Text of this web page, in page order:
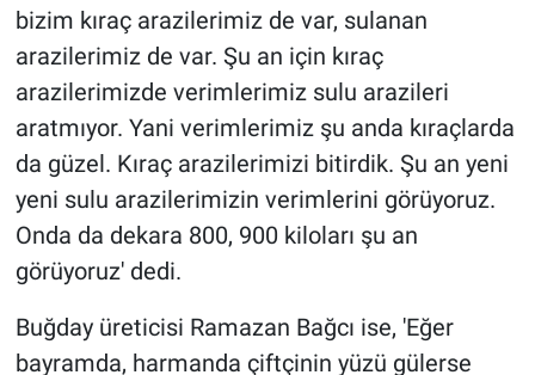
bizim kıraç arazilerimiz de var, sulanan
arazilerimiz de var. Şu an için kıraç
arazilerimizde verimlerimiz sulu arazileri
aratmıyor. Yani verimlerimiz şu anda kıraçlarda
da güzel. Kıraç arazilerimizi bitirdik. Şu an yeni
yeni sulu arazilerimizin verimlerini görüyoruz.
Onda da dekara 800, 900 kiloları şu an
görüyoruz' dedi.
Buğday üreticisi Ramazan Bağcı ise, 'Eğer
bayramda, harmanda çiftçinin yüzü gülerse